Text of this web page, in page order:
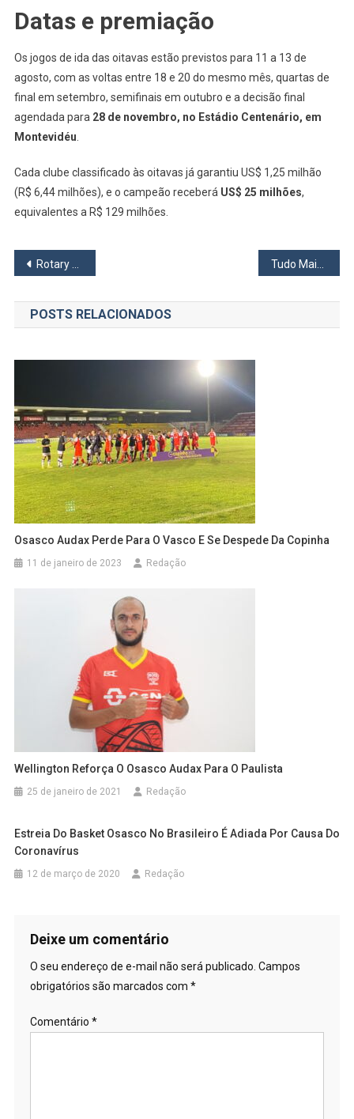
Datas e premiação
Os jogos de ida das oitavas estão previstos para 11 a 13 de
agosto, com as voltas entre 18 e 20 do mesmo mês, quartas de
final em setembro, semifinais em outubro e a decisão final
agendada para 28 de novembro, no Estádio Centenário, em
Montevidéu
Cada clube classificado às oitavas já garantiu US$ 1,25 milhão
(R$ 6,44 milhões), e o campeão receberá US$ 25 milhões,
equivalentes a R$ 129 milhões.
Navegação
de
Post
Rotary Club Osasco
POSTS RELACIONADOS
Osasco Audax Perde Para O Vasco E Se Despede Da Copinha
11 de janeiro de 2023 Redação
Wellington Reforça O Osasco Audax Para O Paulista
25 de janeiro de 2021 Redação
Estreia Do Basket Osasco No Brasileiro É Adiada Por Causa Do
Coronavírus
12 de março de 2020 Redação
Deixe um comentário
O seu endereço de e-mail não será publicado. Campos
obrigatórios são marcados com *
Comentário *